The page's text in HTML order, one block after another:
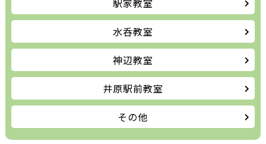
駅家教室
水呑教室
神辺教室
井原駅前教室
その他